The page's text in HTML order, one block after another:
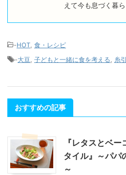
えて今も息づく暮
-HOT, 食・レシピ
-大豆, 子どもと一緒に食を考える, 糸
おすすめの記事
『レタスとベ
タイル』～パパ
～